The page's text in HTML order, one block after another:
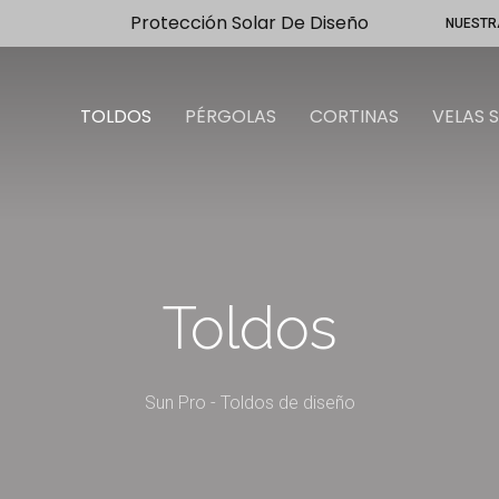
Protección Solar De Diseño
TOLDOS PÉRGOLAS CORTINAS VELAS
Toldos
Sun Pro - Toldos de diseño